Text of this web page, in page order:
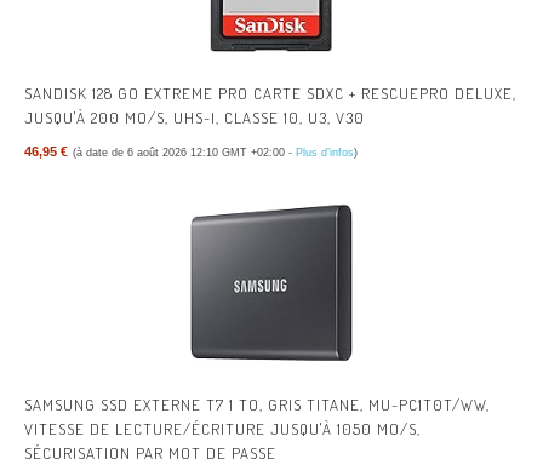
SANDISK 128 GO EXTREME PRO CARTE SDXC + RESCUEPRO DELUXE,
JUSQU'À 200 MO/S, UHS-I, CLASSE 10, U3, V30
46,95 € (à date de 6 août 2026 12:10 GMT +02:00 - Plus d’infos)
SAMSUNG SSD EXTERNE T7 1 TO, GRIS TITANE, MU-PC1T0T/WW,
VITESSE DE LECTURE/ÉCRITURE JUSQU'À 1050 MO/S,
SÉCURISATION PAR MOT DE PASSE